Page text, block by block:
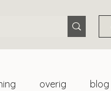
overig blog